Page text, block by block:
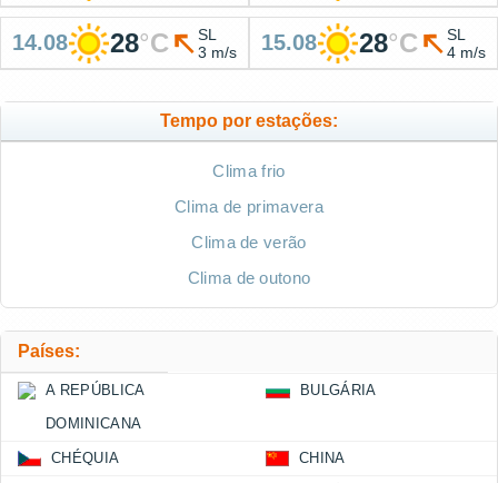
14.08 28°C
SL
3 m/s
15.08 28°C
SL
4 m/s
Tempo por estações:
Clima frio
Clima de primavera
Clima de verão
Clima de outono
Países:
A REPÚBLICA
DOMINICANA
BULGÁRIA
CHÉQUIA CHINA